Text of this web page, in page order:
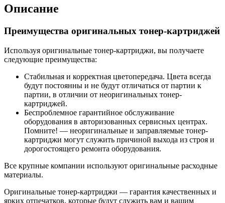
Описание
Преимущества оригинальных тонер-картриджей
Используя оригинальные тонер-картриджи, вы получаете
следующие преимущества:
Стабильная и корректная цветопередача. Цвета всегда
будут постоянны и не будут отличаться от партии к
партии, в отличии от неоригинальных тонер-
картриджей.
Беспроблемное гарантийное обслуживание
оборудования в авторизованных сервисных центрах.
Помните! — неоригинальные и заправляемые тонер-
картриджи могут служить причиной выхода из строя и
дорогостоящего ремонта оборудования.
Все крупные компании используют оригинальные расходные
материалы.
Оригинальные тонер-картриджи — гарантия качественных и
ярких отпечатков, которые будут служить вам и вашим